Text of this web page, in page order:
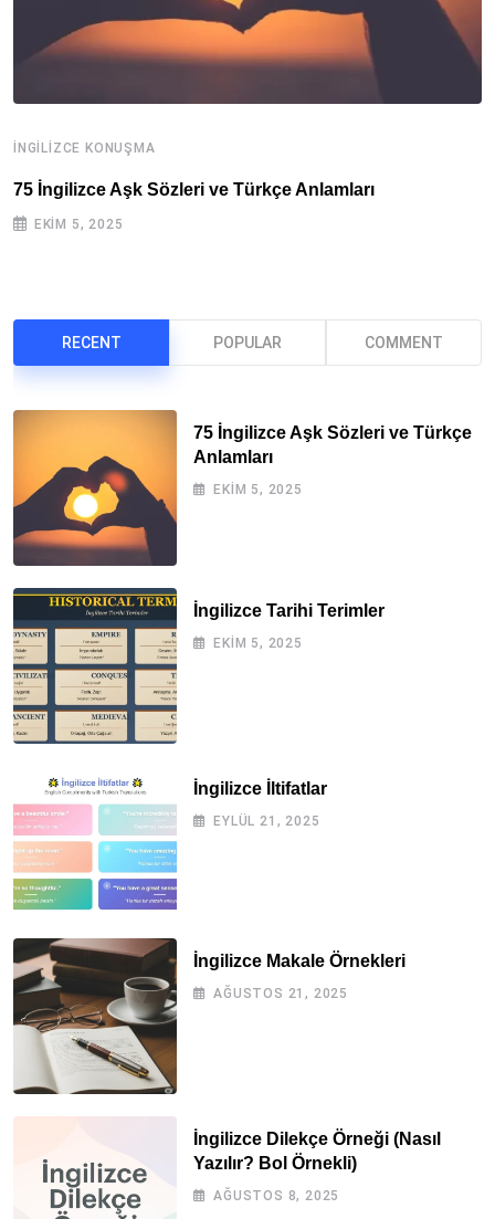
İNGILIZCE KONUŞMA
75 İngilizce Aşk Sözleri ve Türkçe Anlamları
EKIM 5, 2025
RECENT POPULAR COMMENT
75 İngilizce Aşk Sözleri ve Türkçe
Anlamları
EKIM 5, 2025
İngilizce Tarihi Terimler
EKIM 5, 2025
İngilizce İltifatlar
EYLÜL 21, 2025
İngilizce Makale Örnekleri
AĞUSTOS 21, 2025
İngilizce Dilekçe Örneği (Nasıl
Yazılır? Bol Örnekli)
AĞUSTOS 8, 2025